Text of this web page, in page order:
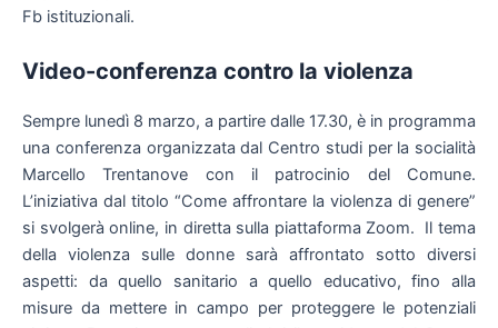
Fb istituzionali.
Video-conferenza contro la violenza
Sempre lunedì 8 marzo, a partire dalle 17.30, è in programma
una conferenza organizzata dal Centro studi per la socialità
Marcello Trentanove con il patrocinio del Comune.
L’iniziativa dal titolo “Come affrontare la violenza di genere”
si svolgerà online, in diretta sulla piattaforma Zoom. Il tema
della violenza sulle donne sarà affrontato sotto diversi
aspetti: da quello sanitario a quello educativo, fino alla
misure da mettere in campo per proteggere le potenziali